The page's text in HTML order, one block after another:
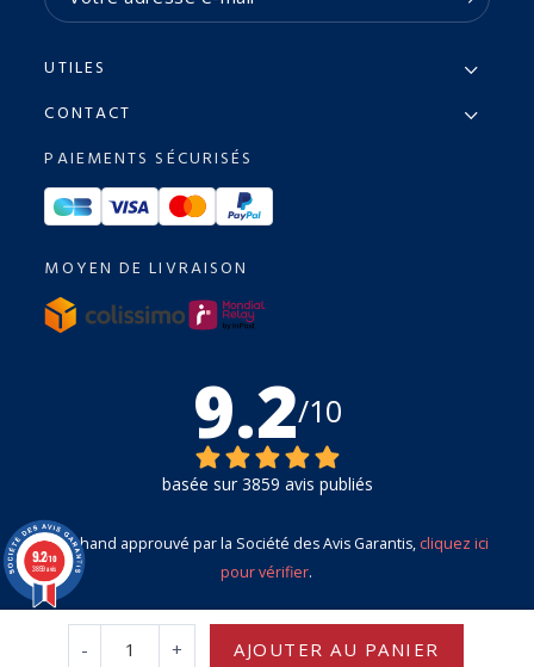
- + AJOUTER AU PANIER
UTILES
CONTACT
PAIEMENTS SÉCURISÉS
MOYEN DE LIVRAISON
9.2/10
basée sur 3859 avis publiés
Marchand approuvé par la Société des Avis Garantis, cliquez ici
pour vérifier.
9.2/10
3859 avis